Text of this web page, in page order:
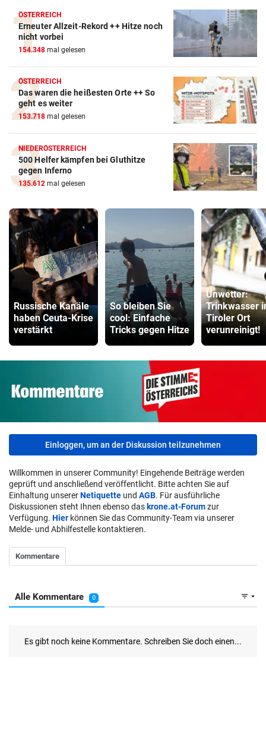
ÖSTERREICH
Erneuter Allzeit-Rekord ++ Hitze noch
nicht vorbei
154.348 mal gelesen
ÖSTERREICH
Das waren die heißesten Orte ++ So
geht es weiter
153.718 mal gelesen
NIEDERÖSTERREICH
500 Helfer kämpfen bei Gluthitze
gegen Inferno
135.612 mal gelesen
Russische Kanäle
haben Ceuta-Krise
verstärkt
So bleiben Sie
cool: Einfache
Tricks gegen Hitze
Unwetter:
Trinkwasser
Tiroler Ort
verunreinigt!
Einloggen, um an der Diskussion teilzunehmen
Willkommen in unserer Community! Eingehende Beiträge werden
geprüft und anschließend veröffentlicht. Bitte achten Sie auf
Einhaltung unsererNetiquette und AGB. Für ausführliche
Diskussionen steht Ihnen ebenso das krone.at-Forumzur
Verfügung. Hier können Sie das Community-Team via unserer
Melde- und Abhilfestelle kontaktieren.